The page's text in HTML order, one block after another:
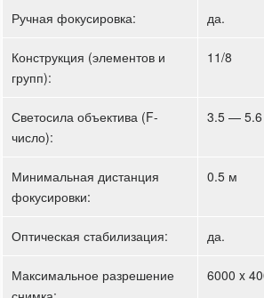
Ручная фокусировка: да.
Конструкция (элементов и
групп):
11/8
Светосила объектива (F-
число):
3.5 — 5.6
Минимальная дистанция
фокусировки:
0.5 м
Оптическая стабилизация: да.
Максимальное разрешение
6000 x